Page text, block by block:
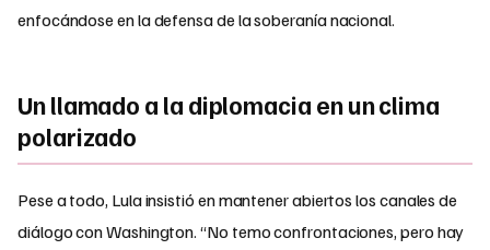
enfocándose en la defensa de la soberanía nacional.
Un llamado a la diplomacia en un clima
polarizado
Pese a todo, Lula insistió en mantener abiertos los canales de
diálogo con Washington. “No temo confrontaciones, pero hay